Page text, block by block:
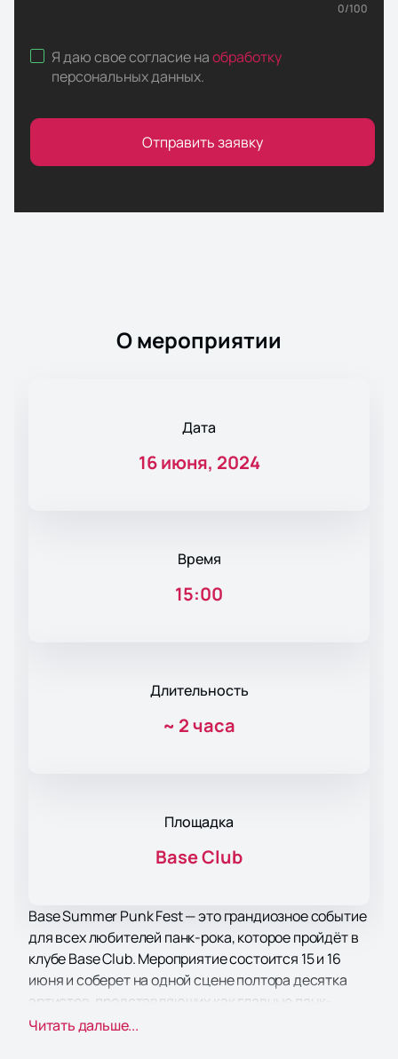
0/100
Я даю свое согласие наобработку
персональных данных.
Отправить заявку
О мероприятии
Дата
16 июня, 2024
Время
15:00
Длительность
~ 2 часа
Площадка
Base Club
Base Summer Punk Fest — это грандиозное событие
для всех любителей панк-рока, которое пройдёт в
клубе Base Club. Мероприятие состоится 15 и 16
июня и соберет на одной сцене полтора десятка
артистов, представляющих как главные панк-
команды страны, так и легендарных
Читать дальше...